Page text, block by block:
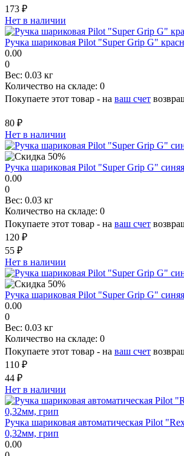
173 ₽
Нет в наличии
Ручка шариковая Pilot "Super Grip G"
0.00
0
Вес: 0.03 кг
Количество на складе: 0
Покупаете этот товар - на ваш счет
80 ₽
Нет в наличии
Ручка шариковая Pilot "Super Grip G"
0.00
0
Вес: 0.03 кг
Количество на складе: 0
Покупаете этот товар - на ваш счет
120 ₽
55 ₽
Нет в наличии
Ручка шариковая Pilot "Super Grip G"
0.00
0
Вес: 0.03 кг
Количество на складе: 0
Покупаете этот товар - на ваш счет
110 ₽
44 ₽
Нет в наличии
Ручка шариковая автоматическая Pilot
0,32мм, грип
0.00